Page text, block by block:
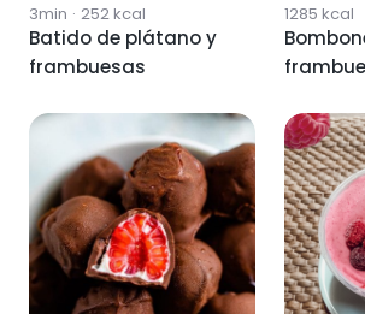
3min · 252kcal
Batido de plátano y
frambuesas
1285 kcal